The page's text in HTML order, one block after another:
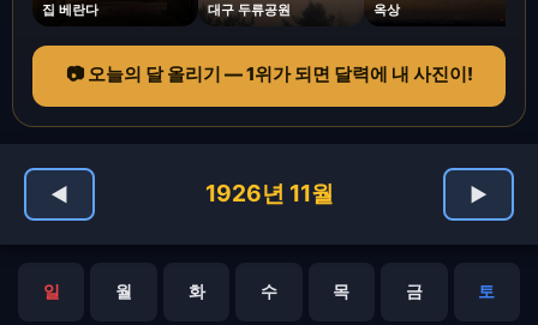
집 베란다 대구 두류공원 옥상
📷 오늘의 달 올리기 — 1위가 되면 달력에 내 사진이!
◀ 1926년 11월 ▶
일 월 화 수 목 금 토